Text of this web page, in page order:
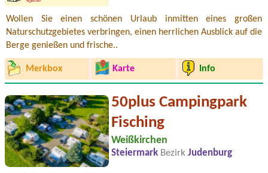
Wollen Sie einen schönen Urlaub inmitten eines großen
Naturschutzgebietes verbringen, einen herrlichen Ausblick auf die
Berge genießen und frische..
Merkbox Karte Info
50plus Campingpark
Fisching
Weißkirchen
Steiermark Bezirk Judenburg